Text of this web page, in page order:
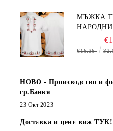
МЪЖКА
€16.36
НОВО - Производство и
гр.Банкя
23 Окт 2023
Доставка и цени виж ТУК!